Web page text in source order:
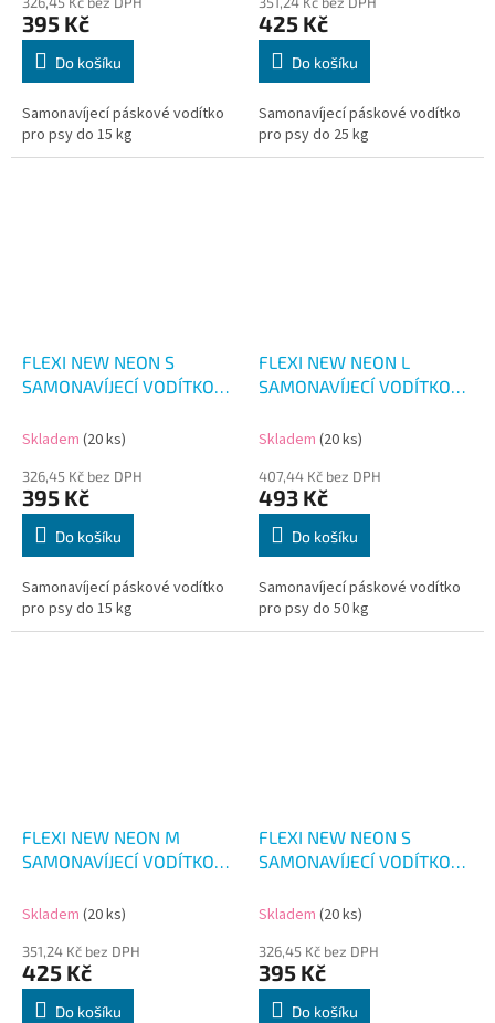
395 Kč
Do košíku
Samonavíjecí páskové vodítko
pro psy do 15 kg
425 Kč
Do košíku
Samonavíjecí páskové vodítko
pro psy do 25 kg
FLEXI NEW NEON S
SAMONAVÍJECÍ VODÍTKO
Skladem (20 ks)
326,45 Kč bez DPH
395 Kč
Do košíku
Samonavíjecí páskové vodítko
pro psy do 15 kg
FLEXI NEW NEON L
SAMONAVÍJECÍ VODÍTKO
Skladem (20 ks)
407,44 Kč bez DPH
493 Kč
Do košíku
Samonavíjecí páskové vodítko
pro psy do 50 kg
FLEXI NEW NEON M
SAMONAVÍJECÍ VODÍTKO
Skladem (20 ks)
351,24 Kč bez DPH
425 Kč
Do košíku
FLEXI NEW NEON S
SAMONAVÍJECÍ VODÍTKO
Skladem (20 ks)
326,45 Kč bez DPH
395 Kč
Do košíku